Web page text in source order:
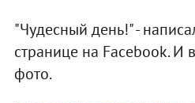
"Чудесный день!" -
странице на Facebook. И
фото.